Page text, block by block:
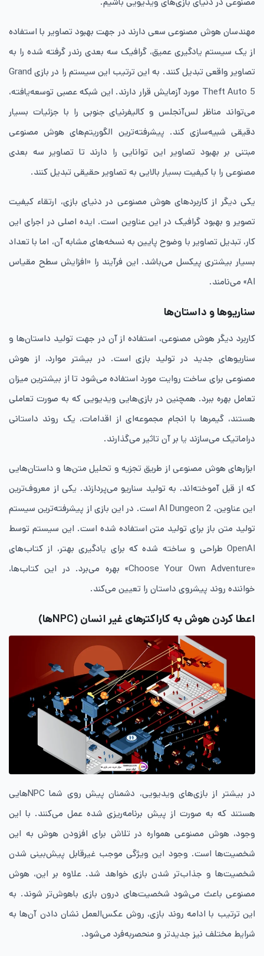
مهندسان هوش مصنوعی سعی دارند در جهت بهبود تصاویر با استفاده
از یک سیستم یادگیری عمیق، گرافیک سه بعدی رندر گرفته شده را به
تصاویر واقعی تبدیل کنند. به این ترتیب این سیستم را در بازی Grand
Theft Auto 5 مورد آزمایش قرار دارند. این شبکه عصبی توسعه‌یافته،
می‌تواند مناظر لس‌آنجلس و کالیفرنیای جنوبی را با جزئیات بسیار
دقیقی شبیه‌سازی کند. پیشرفته‌ترین الگوریتم‌های هوش مصنوعی
مبتنی بر بهبود تصاویر این توانایی را دارند تا تصاویر سه بعدی
مصنوعی را با کیفیت بسیار بالایی به تصاویر حقیقی تبدیل کنند.
یکی دیگر از کاربردهای هوش مصنوعی در دنیای بازی، ارتقاء کیفیت
تصویر و بهبود گرافیک در این عناوین است. ایده اصلی در اجرای این
کار، تبدیل تصاویر با وضوح پایین به نسخه‌های مشابه آن، اما با تعداد
بسیار بیشتری پیکسل می‌باشد. این فرآیند را «افزایش سطح مقیاس
AI» می‌نامند.
سناریو‌ها و داستان‌ها
کاربرد دیگر هوش مصنوعی، استفاده از آن در جهت تولید داستان‌ها و
سناریو‌های جدید در تولید بازی است. در بیشتر موارد، از هوش
مصنوعی برای ساخت روایت مورد استفاده می‌شود تا از بیشترین میزان
تعامل بهره ببرد. همچنین در بازی‌هایی ویدیویی که به صورت تعاملی
هستند، گیمرها با انجام مجموعه‌ای از اقدامات، یک روند داستانی
دراماتیک می‌سازند یا بر آن تاثیر می‌گذارند.
ابزارهای هوش مصنوعی از طریق تجزیه‌ و تحلیل متن‌ها و داستان‌هایی
که از قبل آموخته‌اند، به تولید سناریو می‌پردازند. یکی از معروف‌ترین
این عناوین، AI Dungeon 2 است. در این بازی از پیشرفته‌ترین سیستم
تولید متن‌ باز برای تولید متن استفاده شده است. این سیستم توسط
OpenAI طراحی و ساخته شده که برای یادگیری بهتر، از کتاب‌های
«Choose Your Own Adventure» بهره می‌برد. در این کتاب‌ها،
خواننده روند پیشروی داستان را تعیین می‌کند.
اعطا کردن هوش به کاراکتر‌های غیر انسان (NPC‌ها)
در بیشتر از بازی‌های ویدیویی، دشمنان پیش روی شما NPC‌هایی
هستند که به صورت از پیش برنامه‌ریزی شده‌ عمل می‌کنند. با این
وجود، هوش مصنوعی همواره در تلاش برای افزودن هوش به این
شخصیت‌ها است. وجود این ویژگی موجب غیرقابل پیش‌بینی شدن
شخصیت‌ها و جذاب‌تر شدن بازی خواهد شد. علاوه بر این‌، هوش
مصنوعی باعث می‌شود شخصیت‌های درون بازی باهوش‌تر شوند. به
این ترتیب با ادامه روند بازی، روش عکس‌العمل نشان دادن آن‌ها به
شرایط مختلف نیز جدیدتر و منحصربه‌فرد می‌شود.